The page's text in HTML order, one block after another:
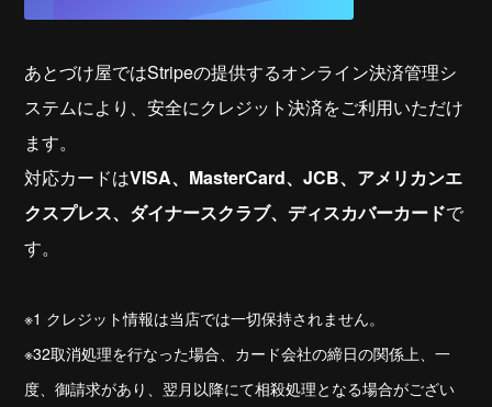
あとづけ屋ではStripeの提供するオンライン決済管理シ
ステムにより、安全にクレジット決済をご利用いただけ
ます。
対応カードはVISA、MasterCard、JCB、アメリカンエ
クスプレス、ダイナースクラブ、ディスカバーカードで
す。
※1 クレジット情報は当店では一切保持されません。
※32取消処理を行なった場合、カード会社の締日の関係上、一
度、御請求があり、翌月以降にて相殺処理となる場合がござい